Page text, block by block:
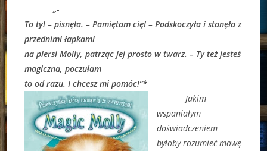
„-
To ty! – pisnęła. – Pamiętam cię! – Podskoczyła i stanęła z
przednimi łapkami
na piersi Molly, patrząc jej prosto w twarz. – Ty też jesteś
magiczna, poczułam
to od razu. I chcesz mi pomóc!”*
Jakim
wspaniałym
doświadczeniem
byłoby rozumieć mowę